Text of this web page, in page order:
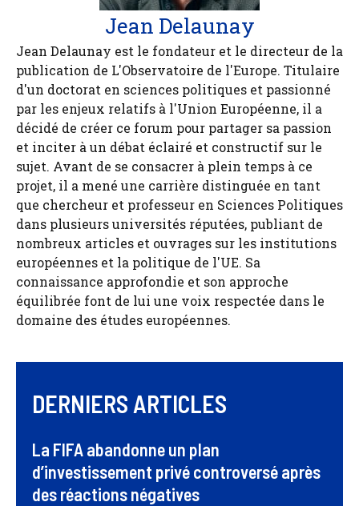
Jean Delaunay
Jean Delaunay est le fondateur et le directeur de la
publication de L'Observatoire de l'Europe. Titulaire
d'un doctorat en sciences politiques et passionné
par les enjeux relatifs à l'Union Européenne, il a
décidé de créer ce forum pour partager sa passion
et inciter à un débat éclairé et constructif sur le
sujet. Avant de se consacrer à plein temps à ce
projet, il a mené une carrière distinguée en tant
que chercheur et professeur en Sciences Politiques
dans plusieurs universités réputées, publiant de
nombreux articles et ouvrages sur les institutions
européennes et la politique de l'UE. Sa
connaissance approfondie et son approche
équilibrée font de lui une voix respectée dans le
domaine des études européennes.
DERNIERS ARTICLES
La FIFA abandonne un plan
d’investissement privé controversé après
des réactions négatives